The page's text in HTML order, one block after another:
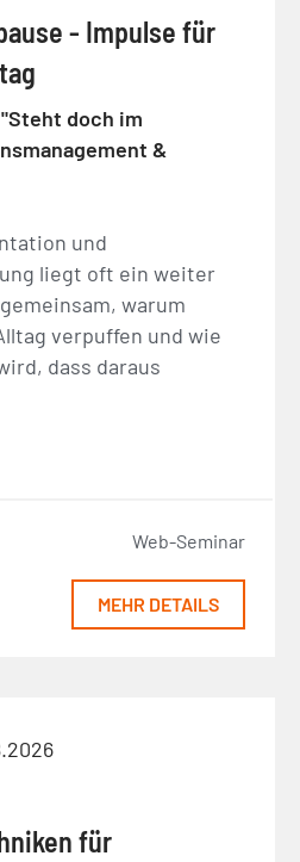
- Impulse für
doch im
&
und
liegt oft ein weiter
warum
verpuffen und wie
dass daraus
Web-Seminar
MEHR DETAILS
für